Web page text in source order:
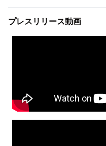
プレスリリース動画